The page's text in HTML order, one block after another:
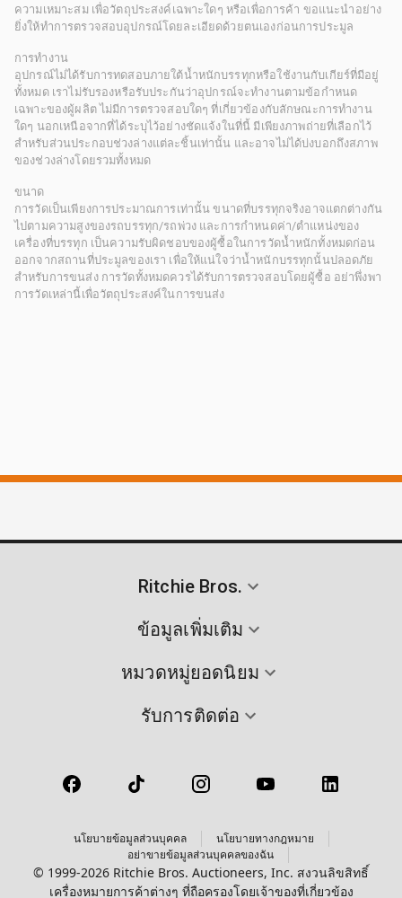
ความเหมาะสม เพื่อวัตถุประสงค์เฉพาะใดๆ หรือเพื่อการค้า ขอแนะนำอย่าง
ยิ่งให้ทำการตรวจสอบอุปกรณ์โดยละเอียดด้วยตนเองก่อนการประมูล
การทำงาน
อุปกรณ์ไม่ได้รับการทดสอบภายใต้น้ำหนักบรรทุกหรือใช้งานกับเกียร์ที่มีอยู่
ทั้งหมด เราไม่รับรองหรือรับประกันว่าอุปกรณ์จะทำงานตามข้อกำหนด
เฉพาะของผู้ผลิต ไม่มีการตรวจสอบใดๆ ที่เกี่ยวข้องกับลักษณะการทำงาน
ใดๆ นอกเหนือจากที่ได้ระบุไว้อย่างชัดแจ้งในที่นี้ มีเพียงภาพถ่ายที่เลือกไว้
สำหรับส่วนประกอบช่วงล่างแต่ละชิ้นเท่านั้น และอาจไม่ได้บ่งบอกถึงสภาพ
ของช่วงล่างโดยรวมทั้งหมด
ขนาด
การวัดเป็นเพียงการประมาณการเท่านั้น ขนาดที่บรรทุกจริงอาจแตกต่างกัน
ไปตามความสูงของรถบรรทุก/รถพ่วง และการกำหนดค่า/ตำแหน่งของ
เครื่องที่บรรทุก เป็นความรับผิดชอบของผู้ซื้อในการวัดน้ำหนักทั้งหมดก่อน
ออกจากสถานที่ประมูลของเรา เพื่อให้แน่ใจว่าน้ำหนักบรรทุกนั้นปลอดภัย
สำหรับการขนส่ง การวัดทั้งหมดควรได้รับการตรวจสอบโดยผู้ซื้อ อย่าพึ่งพา
การวัดเหล่านี้เพื่อวัตถุประสงค์ในการขนส่ง
Ritchie Bros.
ข้อมูลเพิ่มเติม
หมวดหมู่ยอดนิยม
รับการติดต่อ
นโยบายข้อมูลส่วนบุคคล
นโยบายทางกฎหมาย
อย่าขายข้อมูลส่วนบุคคลของฉัน
© 1999-2026 Ritchie Bros. Auctioneers, Inc. สงวนลิขสิทธิ์
เครื่องหมายการค้าต่างๆ ที่ถือครองโดยเจ้าของที่เกี่ยวข้อง